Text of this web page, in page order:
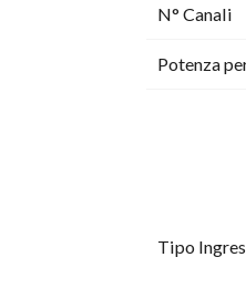
N° Canali
Potenza
Tipo